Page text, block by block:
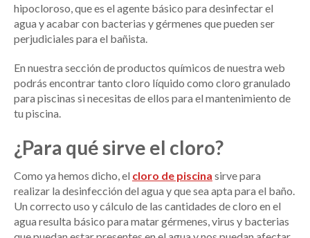
hipocloroso, que es el agente básico para desinfectar el
agua y acabar con bacterias y gérmenes que pueden ser
perjudiciales para el bañista.
En nuestra sección de productos químicos de nuestra web
podrás encontrar tanto cloro líquido como cloro granulado
para piscinas si necesitas de ellos para el mantenimiento de
tu piscina.
¿Para qué sirve el cloro?
Como ya hemos dicho, el cloro de piscina sirve para
realizar la desinfección del agua y que sea apta para el baño.
Un correcto uso y cálculo de las cantidades de cloro en el
agua resulta básico para matar gérmenes, virus y bacterias